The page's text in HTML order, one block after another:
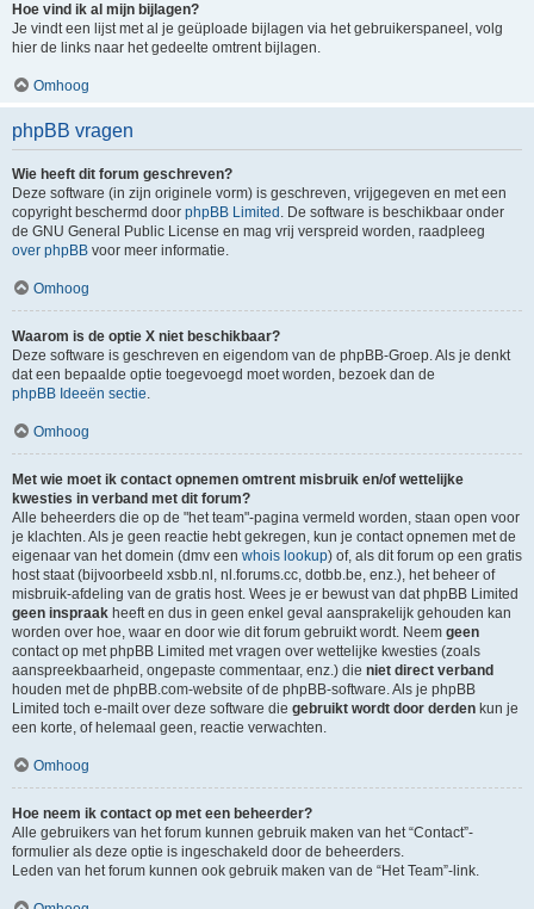
Hoe vind ik al mijn bijlagen?
Je vindt een lijst met al je geüploade bijlagen via het gebruikerspaneel, volg
hier de links naar het gedeelte omtrent bijlagen.
Omhoog
phpBB vragen
Wie heeft dit forum geschreven?
Deze software (in zijn originele vorm) is geschreven, vrijgegeven en met een
copyright beschermd door phpBB Limited . De software is beschikbaar onder
de GNU General Public License en mag vrij verspreid worden, raadpleeg
over phpBB voor meer informatie.
Omhoog
Waarom is de optie X niet beschikbaar?
Deze software is geschreven en eigendom van de phpBB-Groep. Als je denkt
dat een bepaalde optie toegevoegd moet worden, bezoek dan de
phpBB Ideeën sectie.
Omhoog
Met wie moet ik contact opnemen omtrent misbruik en/of wettelijke
kwesties in verband met dit forum?
Alle beheerders die op de "het team"-pagina vermeld worden, staan open voor
je klachten. Als je geen reactie hebt gekregen, kun je contact opnemen met de
eigenaar van het domein (dmv een whois lookup) of, als dit forum op een gratis
host staat (bijvoorbeeld xsbb.nl, nl.forums.cc, dotbb.be, enz.), het beheer of
misbruik-afdeling van de gratis host. Wees je er bewust van dat phpBB Limited
geen inspraak heeft en dus in geen enkel geval aansprakelijk gehouden kan
worden over hoe, waar en door wie dit forum gebruikt wordt. Neem geen
contact op met phpBB Limited met vragen over wettelijke kwesties (zoals
aanspreekbaarheid, ongepaste commentaar, enz.) die niet direct verband
houden met de phpBB.com-website of de phpBB-software. Als je phpBB
Limited toch e-mailt over deze software die gebruikt wordt door derden kun je
een korte, of helemaal geen, reactie verwachten.
Omhoog
Hoe neem ik contact op met een beheerder?
Alle gebruikers van het forum kunnen gebruik maken van het “Contact”-
formulier als deze optie is ingeschakeld door de beheerders.
Leden van het forum kunnen ook gebruik maken van de “Het Team”-link.